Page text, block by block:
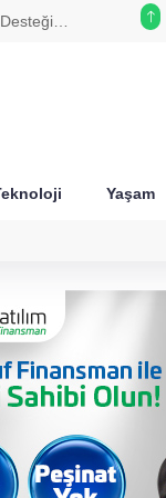
füzeyle6.660,55
Yaşam